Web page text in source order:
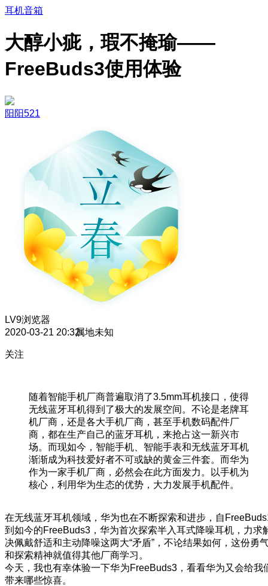
耳机音箱
大醇小疵，瑕不掩瑜——
FreeBuds3使用体验
阳阳521
LV9浏览器
2020-03-21 20:32属地未知
关注
随着智能手机厂商普遍取消了3.5mm耳机接口，使得
无线蓝牙耳机得到了极大的发展空间。不论是老牌耳
机厂商，还是各大手机厂商，甚至手机数码配件厂
商，都在生产自己的蓝牙耳机，来抢占这一新兴市
场。而现如今，智能手机、智能手表和无线蓝牙耳机
渐渐成为科技爱好者不可或缺的黄金三件套。而华为
作为一家手机厂商，必然会在此方面发力。以手机为
核心，利用华为生态的优势，大力发展手机配件。
在无线蓝牙耳机领域，华为也在不断探索和进步，自
到如今的FreeBuds3，华为首次探索半入耳式降噪耳机，力求
决佩戴舒适和主动降噪这两大“矛盾”，不论结果如何，这份勇
和探索精神就值得其他厂商学习。
今天，我也有幸体验一下华为FreeBuds3，看看华为又会给我
带来哪些惊喜。